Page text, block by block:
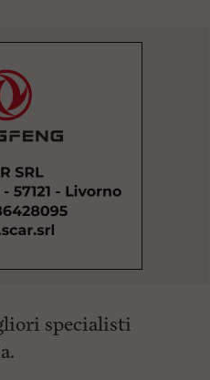
specialisti